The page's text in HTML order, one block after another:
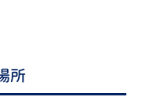
所